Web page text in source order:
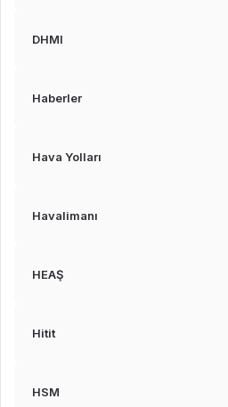
DHMI
Haberler
Hava Yolları
Havalimanı
HEAŞ
Hitit
HSM